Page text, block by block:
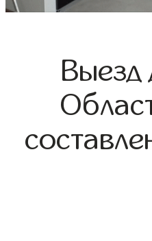
Выезд